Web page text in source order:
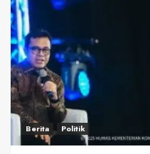
Berita Politik